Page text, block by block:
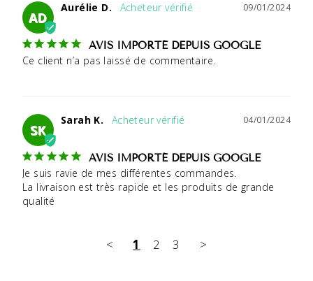
AD
09/01/2024
Aurélie D.
AVIS IMPORTÉ DEPUIS GOOGLE
Ce client n’a pas laissé de commentaire.
SK
04/01/2024
Sarah K.
AVIS IMPORTÉ DEPUIS GOOGLE
Je suis ravie de mes différentes commandes.
La livraison est très rapide et les produits de grande
qualité
< 1 2 3 >